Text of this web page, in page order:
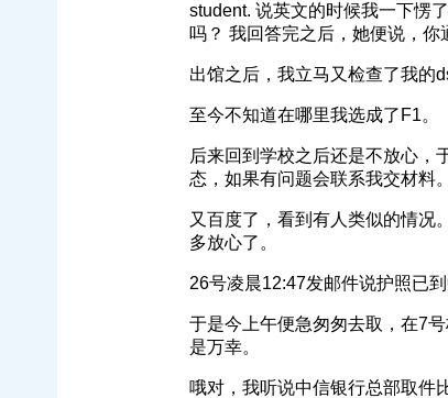
student. 说英文的时候我一下愣
吗？ 我回答完之后，她便说，
出馆之后，我立马又检查了我的
至今不知道在哪里我选成了F1。
后来回到学校之后还是不放心，
态，如果有问题会联系我交材料。
又百度了，看到有人类似的情况
多放心了。
26号凌晨12:47发邮件说护照已
于是今上午便急匆匆去取，在7
是万幸。
哦对，我听说中信银行总部取件